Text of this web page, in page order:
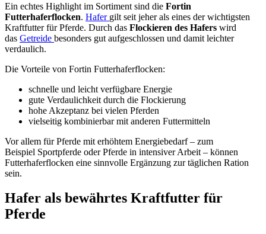
Ein echtes Highlight im Sortiment sind die Fortin
Futterhaferflocken. Hafer gilt seit jeher als eines der wichtigsten
Kraftfutter für Pferde. Durch das Flockieren des Hafers wird
das Getreide besonders gut aufgeschlossen und damit leichter
verdaulich.
Die Vorteile von Fortin Futterhaferflocken:
schnelle und leicht verfügbare Energie
gute Verdaulichkeit durch die Flockierung
hohe Akzeptanz bei vielen Pferden
vielseitig kombinierbar mit anderen Futtermitteln
Vor allem für Pferde mit erhöhtem Energiebedarf – zum
Beispiel Sportpferde oder Pferde in intensiver Arbeit – können
Futterhaferflocken eine sinnvolle Ergänzung zur täglichen Ration
sein.
Hafer als bewährtes Kraftfutter für
Pferde